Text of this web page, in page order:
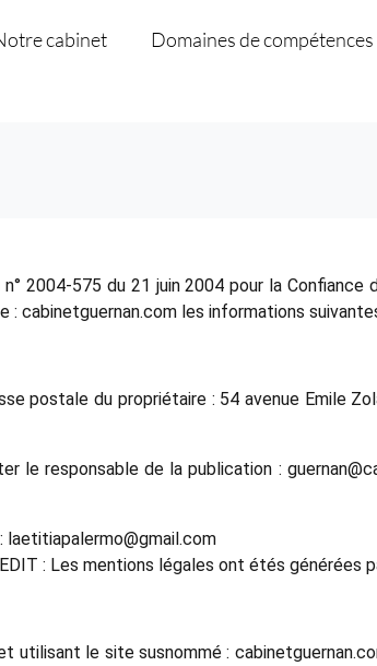
cabinet Domaines de compétences
575 du 21 juin 2004 pour la Confiance
cabinetguernan.com les informations
postale du propriétaire : 54 avenue Emile
le responsable de la publication :
: Les mentions légales ont étés générées
le site susnommé :